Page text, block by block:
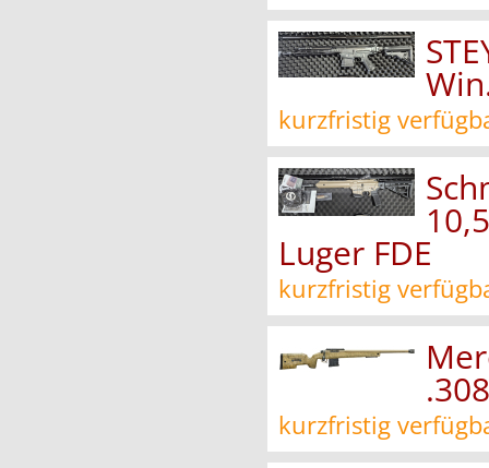
kurzfristig
Luger FDE
kurzfristig
kurzfristig